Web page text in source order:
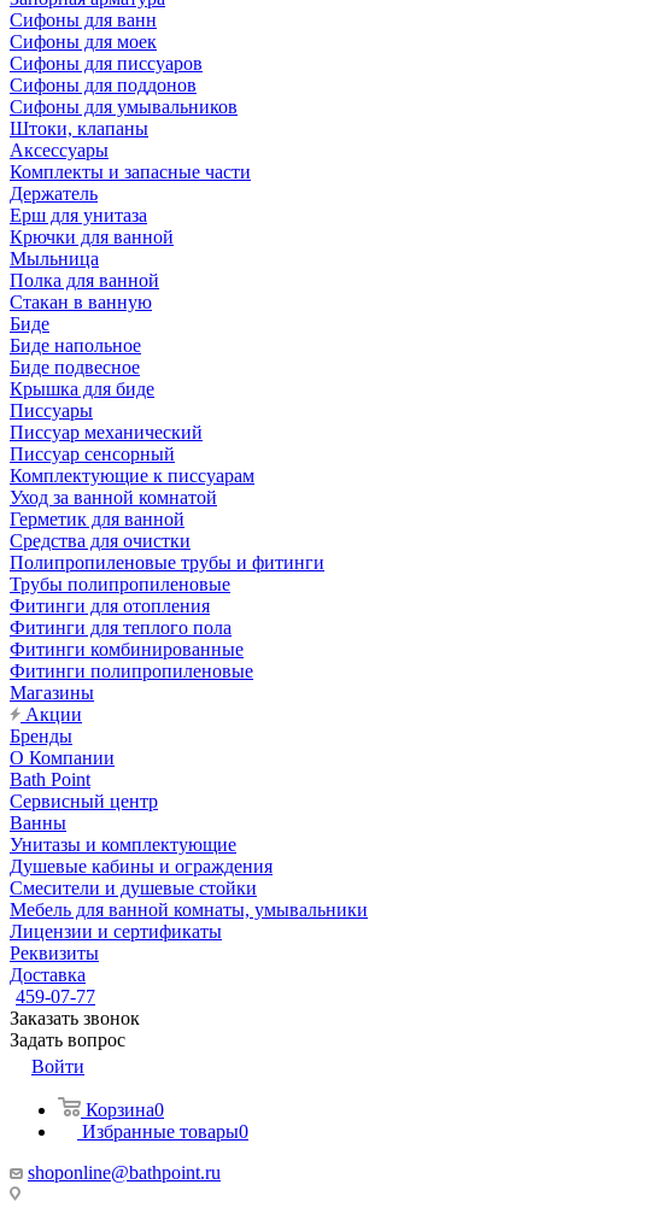
Сифоны для ванн
Сифоны для моек
Сифоны для писсуаров
Сифоны для поддонов
Сифоны для умывальников
Штоки, клапаны
Аксессуары
Комплекты и запасные части
Держатель
Ерш для унитаза
Крючки для ванной
Мыльница
Полка для ванной
Стакан в ванную
Биде
Биде напольное
Биде подвесное
Крышка для биде
Писсуары
Писсуар механический
Писсуар сенсорный
Комплектующие к писсуарам
Уход за ванной комнатой
Герметик для ванной
Средства для очистки
Полипропиленовые трубы и фитинги
Трубы полипропиленовые
Фитинги для отопления
Фитинги для теплого пола
Фитинги комбинированные
Фитинги полипропиленовые
Магазины
Акции
Бренды
О Компании
Bath Point
Сервисный центр
Ванны
Унитазы и комплектующие
Душевые кабины и ограждения
Смесители и душевые стойки
Мебель для ванной комнаты, умывальники
Лицензии и сертификаты
Реквизиты
Доставка
459-07-77
Заказать звонок
Задать вопрос
Войти
Корзина0
Избранные товары0
shoponline@bathpoint.ru